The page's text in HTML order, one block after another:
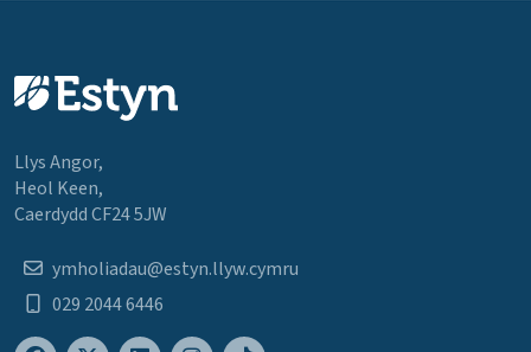
Llys Angor,
Heol Keen,
Caerdydd CF24 5JW
ymholiadau@estyn.llyw.cymru
029 2044 6446